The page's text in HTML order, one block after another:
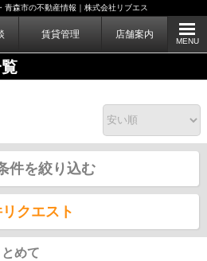
青森市の不動産情報｜株式会社リブエス
賃貸管理 店舗案内
MENU
件を絞り込む
クエスト
めて